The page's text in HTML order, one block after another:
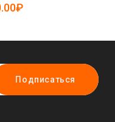
Подписаться